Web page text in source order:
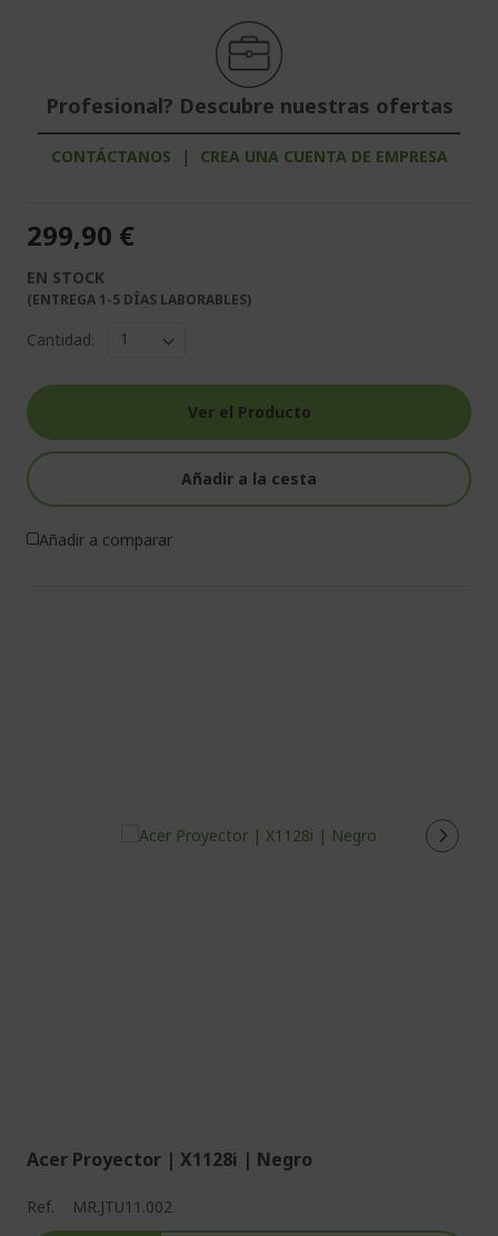
Profesional? Descubre nuestras ofertas
CONTÁCTANOS | CREA UNA CUENTA DE EMPRESA
299,90 €
EN STOCK
(ENTREGA 1-5 DÍAS LABORABLES)
Cantidad:
Ver el Producto
Añadir a la cesta
Añadir a comparar
Acer Proyector | X1128i | Negro
Ref. MR.JTU11.002